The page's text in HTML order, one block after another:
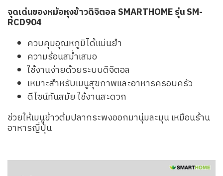
จุดเด่นของหม้อหุงข้าวดิจิตอล SMARTHOME รุ่น SM-
RCD904
ควบคุมอุณหภูมิได้แม่นยำ
ความร้อนสม่ำเสมอ
ใช้งานง่ายด้วยระบบดิจิตอล
เหมาะสำหรับเมนูสุขภาพและอาหารครอบครัว
ดีไซน์ทันสมัย ใช้งานสะดวก
ช่วยให้เมนูข้าวต้มปลากระพงออกมานุ่มละมุน เหมือนร้าน
อาหารญี่ปุ่น